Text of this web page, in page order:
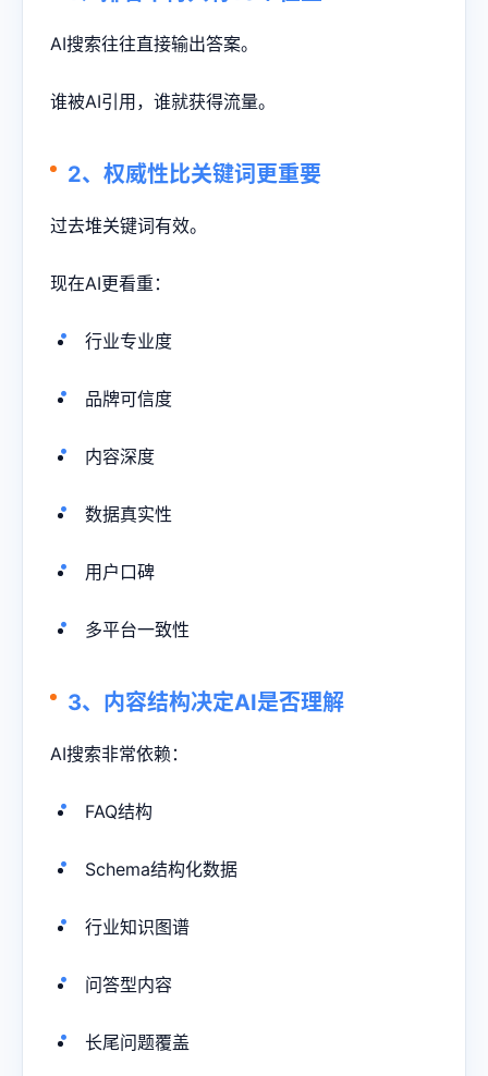
AI搜索往往直接输出答案。
谁被AI引用，谁就获得流量。
2、权威性比关键词更重要
过去堆关键词有效。
现在AI更看重：
行业专业度
品牌可信度
内容深度
数据真实性
用户口碑
多平台一致性
3、内容结构决定AI是否理解
AI搜索非常依赖：
FAQ结构
Schema结构化数据
行业知识图谱
问答型内容
长尾问题覆盖